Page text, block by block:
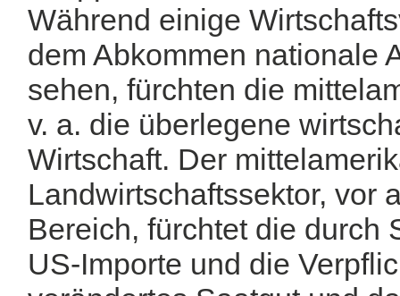
Während einige
dem Abkommen nationale
sehen, fürchten die
v. a. die überlegene
Wirtschaft. Der
Landwirtschaftssektor, vor
Bereich, fürchtet die durch
US-Importe und die